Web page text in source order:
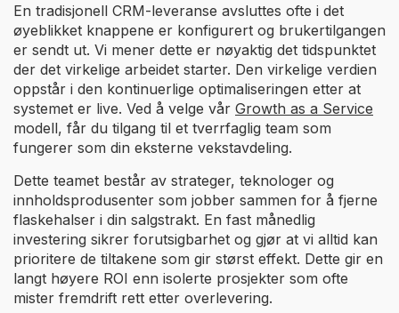
En tradisjonell CRM-leveranse avsluttes ofte i det
øyeblikket knappene er konfigurert og brukertilgangen
er sendt ut. Vi mener dette er nøyaktig det tidspunktet
der det virkelige arbeidet starter. Den virkelige verdien
oppstår i den kontinuerlige optimaliseringen etter at
systemet er live. Ved å velge vår Growth as a Service
modell, får du tilgang til et tverrfaglig team som
fungerer som din eksterne vekstavdeling.
Dette teamet består av strateger, teknologer og
innholdsprodusenter som jobber sammen for å fjerne
flaskehalser i din salgstrakt. En fast månedlig
investering sikrer forutsigbarhet og gjør at vi alltid kan
prioritere de tiltakene som gir størst effekt. Dette gir en
langt høyere ROI enn isolerte prosjekter som ofte
mister fremdrift rett etter overlevering.